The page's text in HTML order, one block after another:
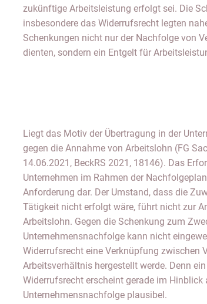
zukünftige Arbeitsleistung erfolgt sei. Die
insbesondere das Widerrufsrecht legten
Schenkungen nicht nur der Nachfolge von
dienten, sondern ein Entgelt für
Liegt das Motiv der Übertragung in der
gegen die Annahme von Arbeitslohn (FG
14.06.2021, BeckRS 2021, 18146). Das
Unternehmen im Rahmen der
Anforderung dar. Der Umstand, dass die
Tätigkeit nicht erfolgt wäre, führt nicht zur
Arbeitslohn. Gegen die Schenkung zum
Unternehmensnachfolge kann nicht
Widerrufsrecht eine Verknüpfung zwischen
Arbeitsverhältnis hergestellt werde. Denn
Widerrufsrecht erscheint gerade im Hinblick
Unternehmensnachfolge plausibel.